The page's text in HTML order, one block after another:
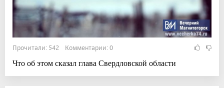
Прочитали: 542 Комментарии: 0
Что об этом сказал глава Свердловской области